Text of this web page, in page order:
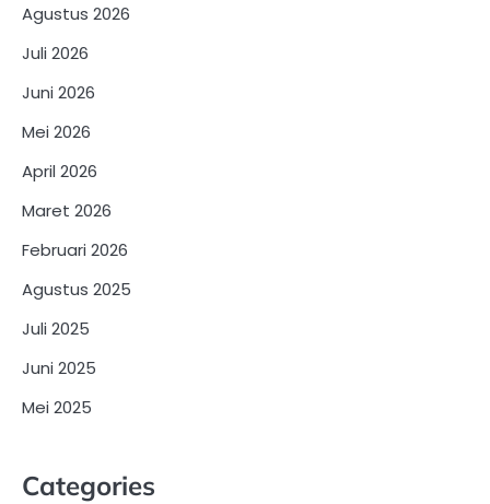
Agustus 2026
Juli 2026
Juni 2026
Mei 2026
April 2026
Maret 2026
Februari 2026
Agustus 2025
Juli 2025
Juni 2025
Mei 2025
Categories